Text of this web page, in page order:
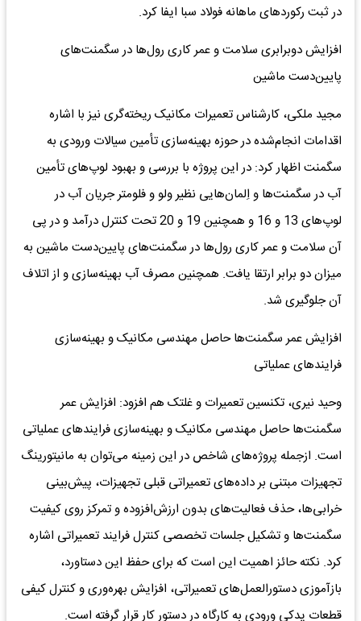
در ثبت رکوردهای ماهانه فولاد سبا ایفا کرد.
افزایش دوبرابری سلامت و عمر کاری رول‌ها در سگمنت‌های
پایین‌دست ماشین
مجید ملکی، کارشناس تعمیرات مکانیک ریخته‌گری نیز با اشاره
اقدامات انجام‌شده در حوزه بهینه‌سازی تأمین سیالات ورودی به
سگمنت اظهار کرد: در این پروژه با بررسی و بهبود لوپ‌های تأمین
آب در سگمنت‌ها و اِلمان‌هایی نظیر ولو و فلومتر جریان آب در
لوپ‌های 13 و 16 و همچنین 19 و 20 تحت کنترل درآمد و در پی
آن سلامت و عمر کاری رول‌ها در سگمنت‌های پایین‌دست ماشین به
میزان دو برابر ارتقا یافت. همچنین مصرف آب بهینه‌سازی و از اتلاف
آن جلوگیری شد.
افزایش عمر سگمنت‌ها حاصل مهندسی مکانیک و بهینه‌سازی
فرایندهای عملیاتی
وحید نیری، تکنسین تعمیرات و غلتک هم افزود: افزایش عمر
سگمنت‌ها حاصل مهندسی مکانیک و بهینه‌سازی فرایندهای عملیاتی
است. ازجمله پروژه‌های شاخص در این زمینه می‌توان به مانیتورینگ
تجهیزات مبتنی بر داده‌های تعمیراتی قبلی تجهیزات، پیش‌بینی
خرابی‌ها، حذف فعالیت‌های بدون ارزش‌افزوده و تمرکز روی کیفیت
سگمنت‌ها و تشکیل جلسات تخصصی کنترل فرایند تعمیراتی اشاره
کرد. نکته حائز اهمیت این است که برای حفظ این دستاورد،
بازآموزی دستورالعمل‌های تعمیراتی، افزایش بهره‌وری و کنترل کیفی
قطعات یدکی ورودی به کارگاه در دستور کار قرار گرفته است.